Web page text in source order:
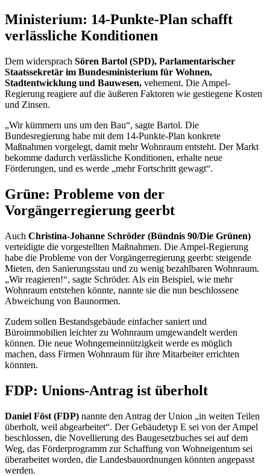
Ministerium: 14-Punkte-Plan schafft
verlässliche Konditionen
Dem widersprach Sören Bartol (SPD), Parlamentarischer
Staatssekretär im Bundesministerium für Wohnen,
Stadtentwicklung und Bauwesen, vehement. Die Ampel-
Regierung reagiere auf die äußeren Faktoren wie gestiegene Kosten
und Zinsen.
„Wir kümmern uns um den Bau“, sagte Bartol. Die
Bundesregierung habe mit dem 14-Punkte-Plan konkrete
Maßnahmen vorgelegt, damit mehr Wohnraum entsteht. Der Markt
bekomme dadurch verlässliche Konditionen, erhalte neue
Förderungen, und es werde „mehr Fortschritt gewagt“.
Grüne: Probleme von der
Vorgängerregierung geerbt
Auch Christina-Johanne Schröder (Bündnis 90/Die Grünen)
verteidigte die vorgestellten Maßnahmen. Die Ampel-Regierung
habe die Probleme von der Vorgängerregierung geerbt: steigende
Mieten, den Sanierungsstau und zu wenig bezahlbaren Wohnraum.
„Wir reagieren!“, sagte Schröder. Als ein Beispiel, wie mehr
Wohnraum entstehen könnte, nannte sie die nun beschlossene
Abweichung von Baunormen.
Zudem sollen Bestandsgebäude einfacher saniert und
Büroimmobilien leichter zu Wohnraum umgewandelt werden
können. Die neue Wohngemeinnützigkeit werde es möglich
machen, dass Firmen Wohnraum für ihre Mitarbeiter errichten
könnten.
FDP: Unions-Antrag ist überholt
Daniel Föst (FDP) nannte den Antrag der Union „in weiten Teilen
überholt, weil abgearbeitet“. Der Gebäudetyp E sei von der Ampel
beschlossen, die Novellierung des Baugesetzbuches sei auf dem
Weg, das Förderprogramm zur Schaffung von Wohneigentum sei
überarbeitet worden, die Landesbauordnungen könnten angepasst
werden.